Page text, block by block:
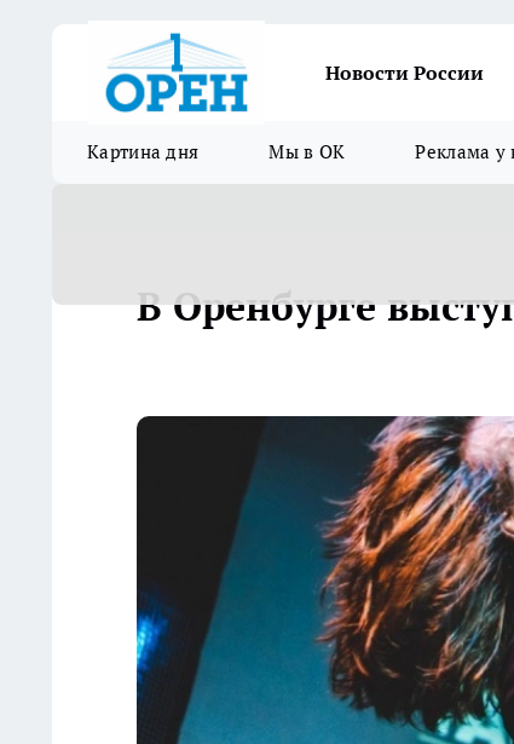
Новости России
Картина дня Мы в ОК Реклама у
В Оренбурге